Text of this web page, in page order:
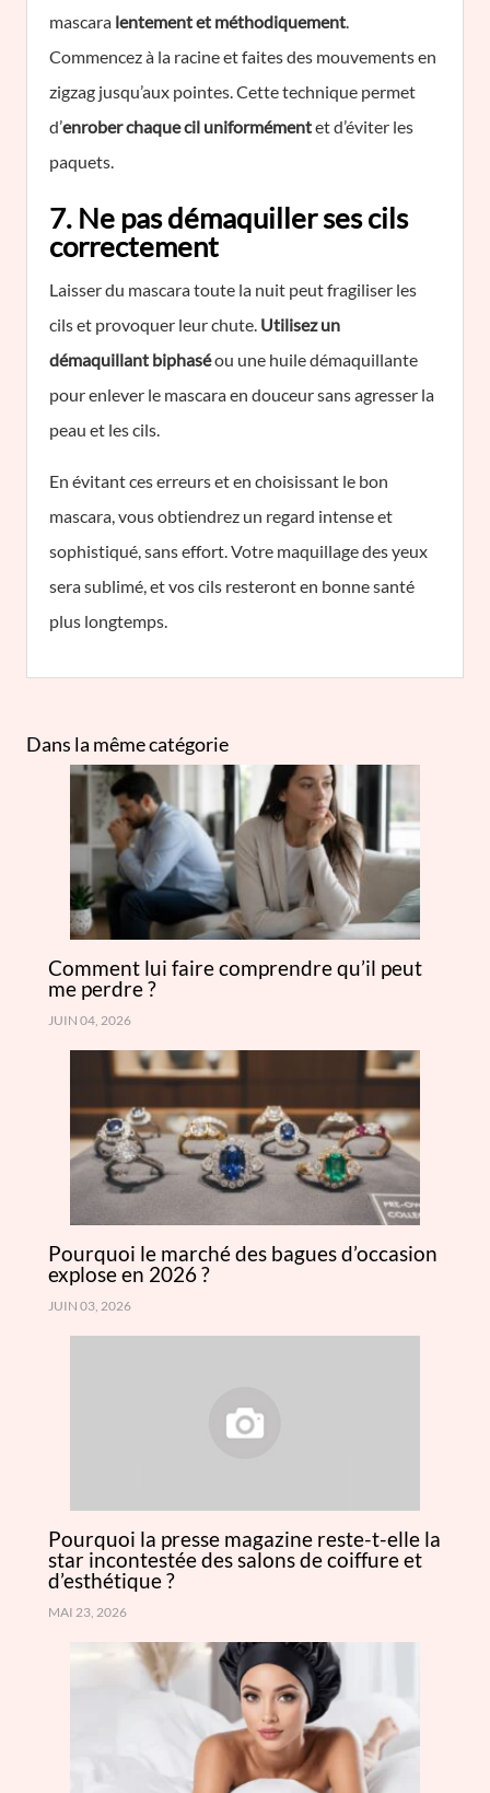
mascara lentement et méthodiquement.
Commencez à la racine et faites des mouvements en
zigzag jusqu’aux pointes. Cette technique permet
d’enrober chaque cil uniformémentet d’éviter les
paquets.
7. Ne pas démaquiller ses cils
correctement
Laisser du mascara toute la nuit peut fragiliser les
cils et provoquer leur chute. Utilisez un
démaquillant biphaséou une huile démaquillante
pour enlever le mascara en douceur sans agresser la
peau et les cils.
En évitant ces erreurs et en choisissant le bon
mascara, vous obtiendrez un regard intense et
sophistiqué, sans effort. Votre maquillage des yeux
sera sublimé, et vos cils resteront en bonne santé
plus longtemps.
Dans la même catégorie
Comment lui faire comprendre qu’il peut
me perdre ?
JUIN 04, 2026
Pourquoi le marché des bagues d’occasion
explose en 2026 ?
JUIN 03, 2026
Pourquoi la presse magazine reste-t-elle la
star incontestée des salons de coiffure et
d’esthétique ?
MAI 23, 2026